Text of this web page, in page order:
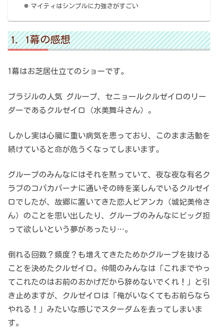
マイティはシンプルに力強さがすごい
1幕の感想
1幕はお芝居仕立てのショーです。
ブラジルの人気 グループ、セニョールクルゼイロのリー
ダーであるクルゼイロ（水美舞斗さん）。
しかし実は心臓に重い病気を患っており、このまま活動を
続けていると命が危うくなってしまいます。
グループのみんなにはそれを黙っていて、夜な夜な有名ク
ラブのコパカパーナに通いその時を楽しんでいるクルゼイ
ロでしたが、故郷に置いてきた恋人ビアンカ（城妃美伶さ
ん）のことを思い出したり、グループのみんなにビッグ担
って欲しいという夢があったり…。
倒れる回数？頻度？も増えてきたためかグループを抜ける
ことを決めたクルゼイロ。仲間のみんなは「これまでやっ
てこれたのはお前のおかげだから辞めないでくれ！」と引
き止めますが、クルゼイロは「俺がいなくてもお前らなら
やれる！」みたいな感じでスターダムを去ってしまいま
す。